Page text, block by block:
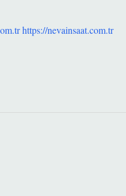
https://nevainsaat.com.tr